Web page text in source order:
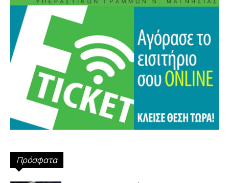
Πρόσφατα